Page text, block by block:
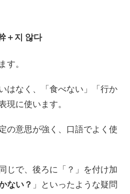
＋지 않다
す。
はなく、「食べない」「行か
現に使います。
の意思が強く、口語でよく使
じで、後ろに「？」を付け加
ない？ 」といったような疑問